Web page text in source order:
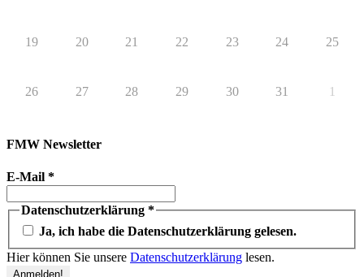
19 20 21 22 23 24 25
26 27 28 29 30 31 1
FMW Newsletter
E-Mail *
Datenschutzerklärung *
Ja, ich habe die Datenschutzerklärung gelesen.
Hier können Sie unsere Datenschutzerklärung lesen.